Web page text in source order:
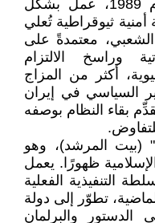
توليه منصب المرشد الأعلى عام 1989، عمل بشكل
ثيوقراطية تُعلي
معتمدةً على
وراسخ الالتزام
أكثر من المزاج
السياسي في إيران
بقاء النظام بوصفه
(بيت المرشد)، وهو
ظهورًا. يعمل
التنفيذية الفعلية
تطوّر إلى دولة
والبرلمان